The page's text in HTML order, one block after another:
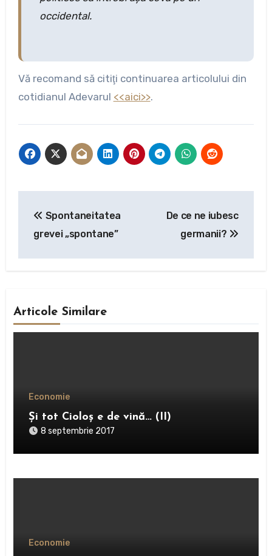
occidental.
Vă recomand să citiţi continuarea articolului din
cotidianul Adevarul <<aici>>.
în
Spontaneitatea
grevei „spontane”
De ce ne iubesc
germanii?
Articole Similare
Economie
Şi tot Cioloş e de vină… (II)
8 septembrie 2017
Economie